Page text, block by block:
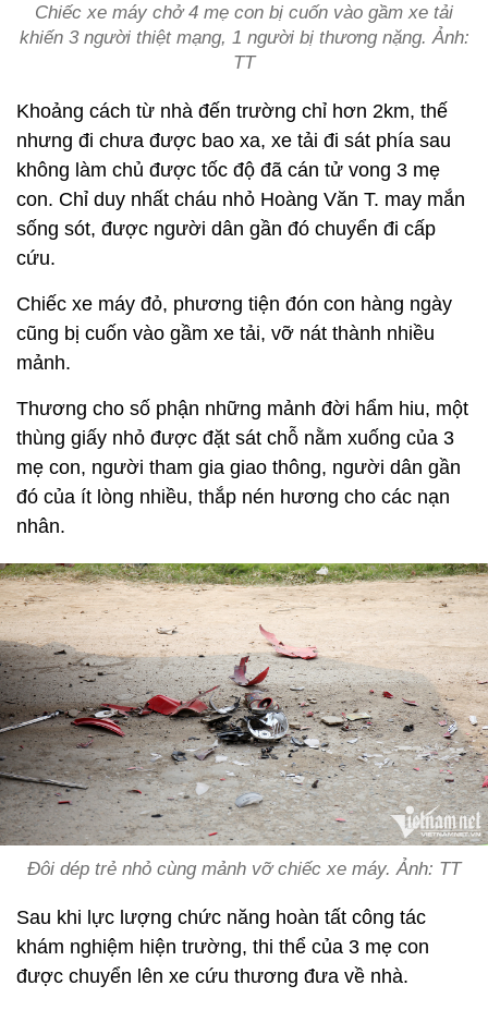
Chiếc xe máy chở 4 mẹ con bị cuốn vào gầm xe tải
khiến 3 người thiệt mạng, 1 người bị thương nặng. Ảnh:
TT
Khoảng cách từ nhà đến trường chỉ hơn 2km, thế
nhưng đi chưa được bao xa, xe tải đi sát phía sau
không làm chủ được tốc độ đã cán tử vong 3 mẹ
con. Chỉ duy nhất cháu nhỏ Hoàng Văn T. may mắn
sống sót, được người dân gần đó chuyển đi cấp
cứu.
Chiếc xe máy đỏ, phương tiện đón con hàng ngày
cũng bị cuốn vào gầm xe tải, vỡ nát thành nhiều
mảnh.
Thương cho số phận những mảnh đời hẩm hiu, một
thùng giấy nhỏ được đặt sát chỗ nằm xuống của 3
mẹ con, người tham gia giao thông, người dân gần
đó của ít lòng nhiều, thắp nén hương cho các nạn
nhân.
Đôi dép trẻ nhỏ cùng mảnh vỡ chiếc xe máy. Ảnh: TT
Sau khi lực lượng chức năng hoàn tất công tác
khám nghiệm hiện trường, thi thể của 3 mẹ con
được chuyển lên xe cứu thương đưa về nhà.